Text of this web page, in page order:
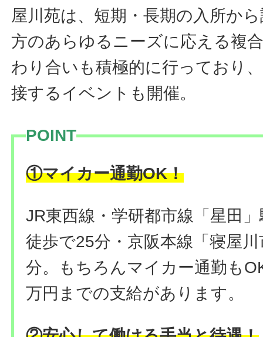
屋川苑は、短期・長期の入所か
方のあらゆるニーズに応える複
わり合いも積極的に行っており
接するイベントも開催。
POINT
①マイカー通勤OK！
JR東西線・学研都市線「星田
徒歩で25分・京阪本線「寝屋
分。もちろんマイカー通勤も
万円までの支給があります。